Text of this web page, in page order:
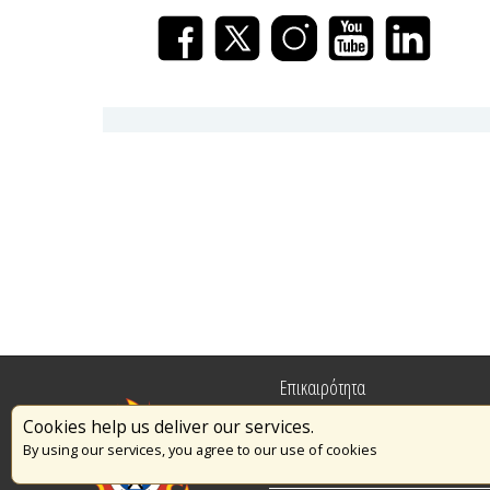
Cookies help us deliver our services.
By using our services, you agree to our use of cookies
Επικαιρότητα
Πυρασφάλεια